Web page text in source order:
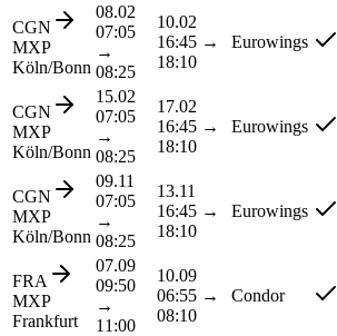
CGN
MXP
Köln/Bonn
08.02
07:05
→
08:25
10.02
16:45 →
18:10
Eurowings
CGN
MXP
Köln/Bonn
15.02
07:05
→
08:25
17.02
16:45 →
18:10
Eurowings
CGN
MXP
Köln/Bonn
09.11
07:05
→
08:25
13.11
16:45 →
18:10
Eurowings
FRA
MXP
Frankfurt
07.09
09:50
→
11:00
10.09
06:55 →
08:10
Condor